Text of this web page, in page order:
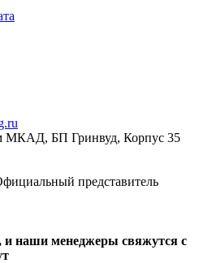
МКАД, БП Гринвуд, Корпус 35
представитель
и наши менеджеры свяжутся с